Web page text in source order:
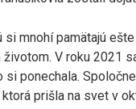
si mnohí pamätajú
životom. V roku 2021
si ponechala.
prišla na svet v